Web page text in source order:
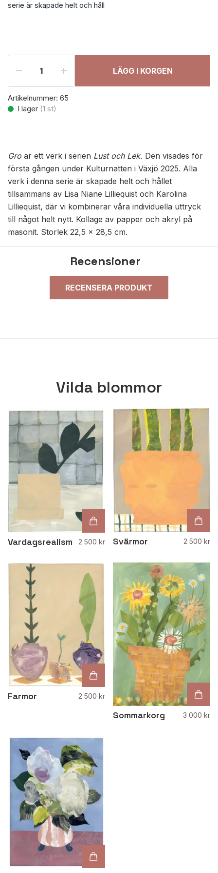
serie är skapade helt och håll
LÄGG I KORGEN
Artikelnummer: 65
I lager (1 st)
Gro är ett verk i serien Lust och Lek. Den visades för
första gången under Kulturnatten i Växjö 2025. Alla
verk i denna serie är skapade helt och hållet
tillsammans av Lisa Niane Lilliequist och Karolina
Lilliequist, där vi kombinerar våra individuella uttryck
till något helt nytt. Kollage av papper och akryl på
masonit. Storlek 22,5 x 28,5 cm.
Recensioner
RECENSERA PRODUKT
Vilda blommor
Vardagsrealism 2 500 kr Svärmor 2 500 kr
Farmor 2 500 kr
Sommarkorg 3 000 kr